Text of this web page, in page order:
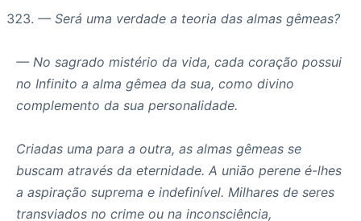
— Será uma verdade a teoria das almas gêmeas?
— No sagrado mistério da vida, cada coração possui
no Infinito a alma gêmea da sua, como divino
complemento da sua personalidade.
Criadas uma para a outra, as almas gêmeas se
buscam através da eternidade. A união perene é-lhes
a aspiração suprema e indefinível. Milhares de seres
transviados no crime ou na inconsciência,